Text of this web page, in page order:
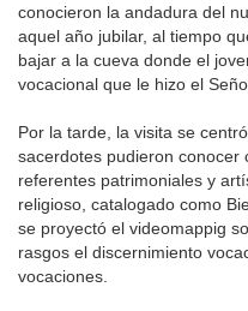
conocieron la andadura del
aquel año jubilar, al tiempo
bajar a la cueva donde el
vocacional que le hizo el
Por la tarde, la visita se
sacerdotes pudieron conocer
referentes patrimoniales y
religioso, catalogado como
se proyectó el videomappig
rasgos el discernimiento
vocaciones.